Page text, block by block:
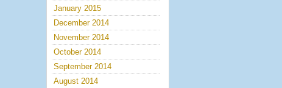
January 2015
December 2014
November 2014
October 2014
September 2014
August 2014